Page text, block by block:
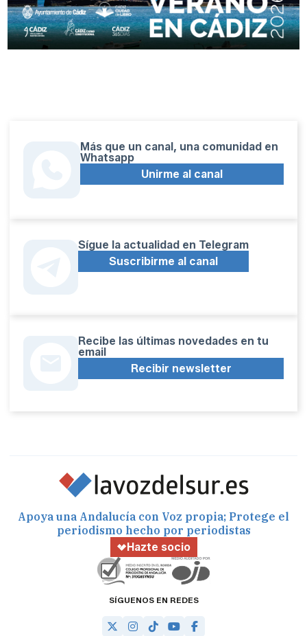
Más que un canal, una comunidad en
Whatsapp
Unirme al canal
Sígue la actualidad en Telegram
Suscribirme al canal
Recibe las últimas novedades en tu
email
Recibir newsletter
Apoya una Andalucía con Voz propia; Protege el
periodismo hecho por periodistas
Hazte socio
SÍGUENOS EN REDES